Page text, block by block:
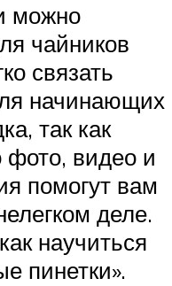
можно
чайников
связать
начинающих
так как
фото, видео и
помогут вам
деле.
научиться
пинетки».